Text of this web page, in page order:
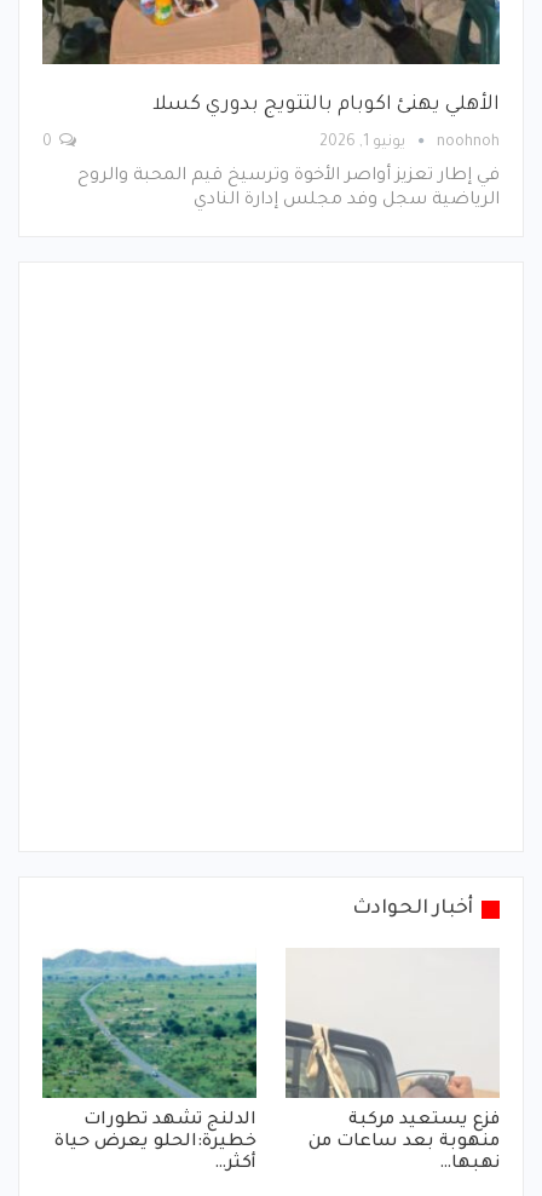
الأهلي يهنئ اكوبام بالتتويج بدوري كسلا
noohnoh يونيو 1, 2026
في إطار تعزيز أواصر الأخوة وترسيخ قيم المحبة والروح
الرياضية سجل وفد مجلس إدارة النادي
أخبار الحوادث
فزع يستعيد مركبة
منهوبة بعد ساعات من
نهبها…
الدلنج تشهد تطورات
خطيرة:الحلو يعرض حياة
أكثر…